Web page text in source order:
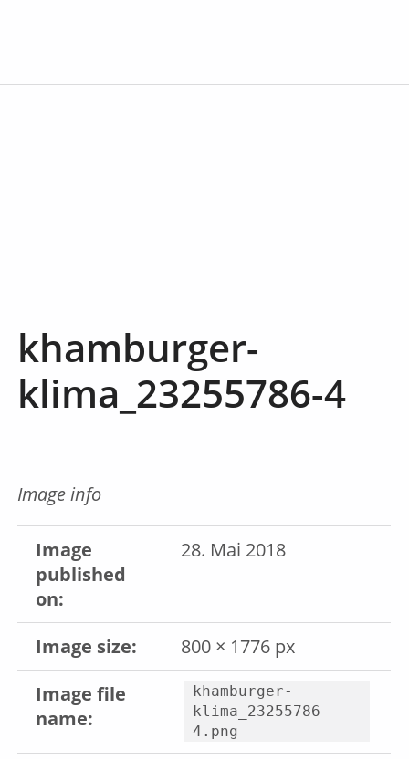
khamburger-
klima_23255786-4
Image info
Image
published
on:
28. Mai 2018
Image size:
800 × 1776 px
Image file
name:
khamburger-
klima_23255786-
4.png